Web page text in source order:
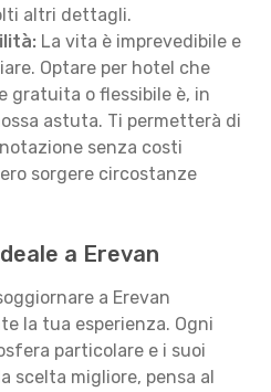
altri dettagli.
La vita è imprevedibile e
Optare per hotel che
gratuita o flessibile è, in
astuta. Ti permetterà di
senza costi
sorgere circostanze
a Erevan
a Erevan
la tua esperienza. Ogni
particolare e i suoi
scelta migliore, pensa al